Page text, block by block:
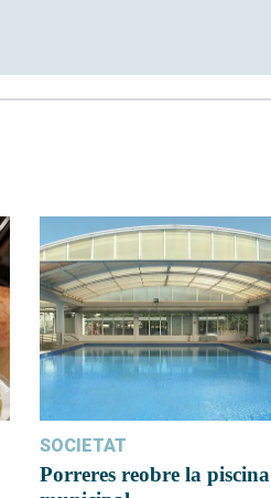
SOCIETAT
Porreres reobre la piscina